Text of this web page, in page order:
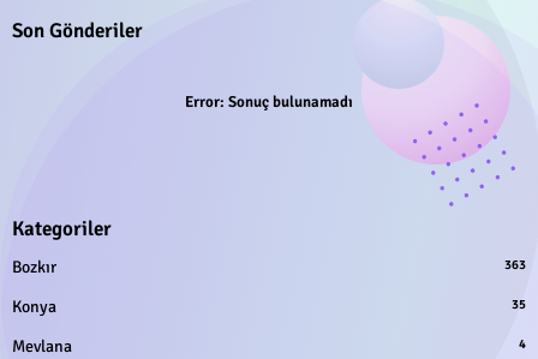
Son Gönderiler
Error: Sonuç bulunamadı
Kategoriler
Bozkır 363
Konya 35
Mevlana 4